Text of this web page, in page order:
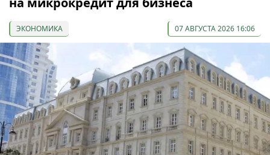
ЭКОНОМИКА 07 АВГУСТА 2026 16:06